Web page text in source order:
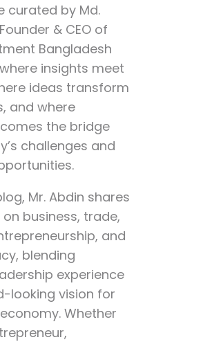
curated by Md.
& CEO of
Bangladesh
insights meet
ideas transform
and where
the bridge
challenges and
Mr. Abdin shares
on business, trade,
and
, blending
experience
looking vision for
Whether